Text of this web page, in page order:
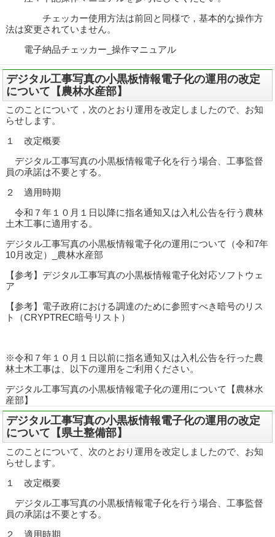
チェッカー使用方法は前回と同様で，基本的な操作方
法は変更されていません。
電子納品チェッカー_操作マニュアル
デジタル工事写真の小黒板情報電子化の運用の改定
について【農林水産部】
このことについて，次のとおり運用を改定しましたので、お知
らせします。
１ 改定概要
デジタル工事写真の小黒板情報電子化を行う場合、工事監督
員の承諾は不要とする。
２ 適用時期
令和７年１０月１日以降に指名通知又は入札公告を行う農林
土木工事に適用する。
デジタル工事写真の小黒板情報電子化の運用について（令和7年
10月改定）_農林水産部
【参考】デジタル工事写真の小黒板情報電子化対応ソフトウェ
ア
【参考】電子政府における調達のために参照すべき暗号のリス
ト（CRYPTREC暗号リスト）
※令和７年１０月１日以前に指名通知又は入札公告を行った農
林土木工事は、以下の運用をご利用ください。
デジタル工事写真の小黒板情報電子化の運用について【農林水
産部】
デジタル工事写真の小黒板情報電子化の運用の改定
について【県土整備部】
このことについて、次のとおり運用を改定しましたので、お知
らせします。
１ 改定概要
デジタル工事写真の小黒板情報電子化を行う場合、工事監督
員の承諾は不要とする。
２ 適用時期